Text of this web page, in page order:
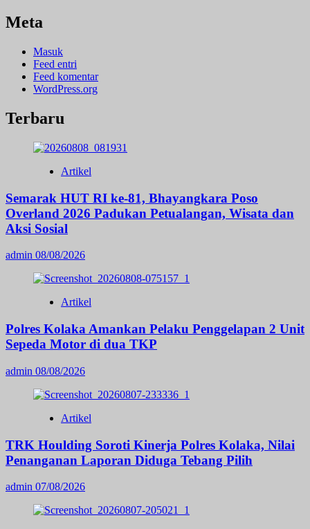
Meta
Masuk
Feed entri
Feed komentar
WordPress.org
Terbaru
Artikel
Semarak HUT RI ke-81, Bhayangkara Poso
Overland 2026 Padukan Petualangan, Wisata dan
Aksi Sosial
admin 08/08/2026
Artikel
Polres Kolaka Amankan Pelaku Penggelapan 2 Unit
Sepeda Motor di dua TKP
admin 08/08/2026
Artikel
TRK Houlding Soroti Kinerja Polres Kolaka, Nilai
Penanganan Laporan Diduga Tebang Pilih
admin 07/08/2026